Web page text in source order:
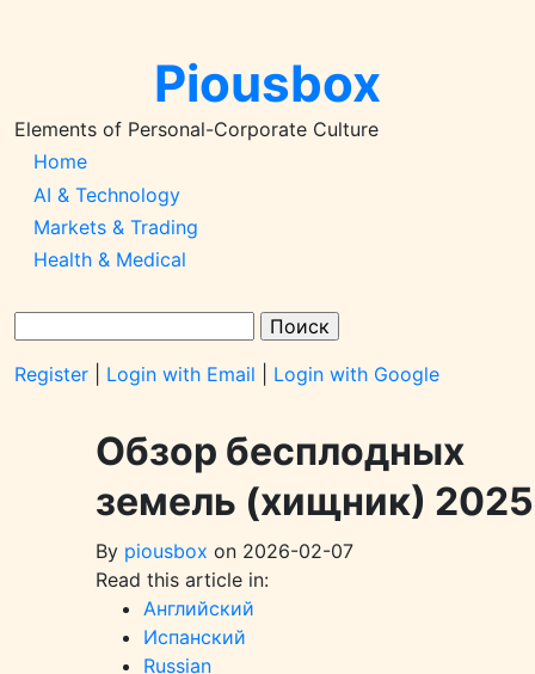
Piousbox
Elements of Personal-Corporate Culture
Main
Navigation-
2026q1
Home
AI & Technology
Markets & Trading
Health & Medical
Register
Login with Email Login with Google
Обзор бесплодных
земель (хищник) 2025
By piousbox on 2026-02-07
Read this article in:
Английский
Испанский
Russian